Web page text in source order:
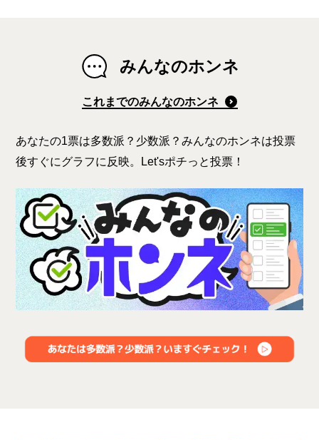
みんなのホンネ
これまでのみんなのホンネ
あなたの1票は多数派？少数派？みんなのホンネは投票
後すぐにグラフに反映。Let'sポチっと投票！